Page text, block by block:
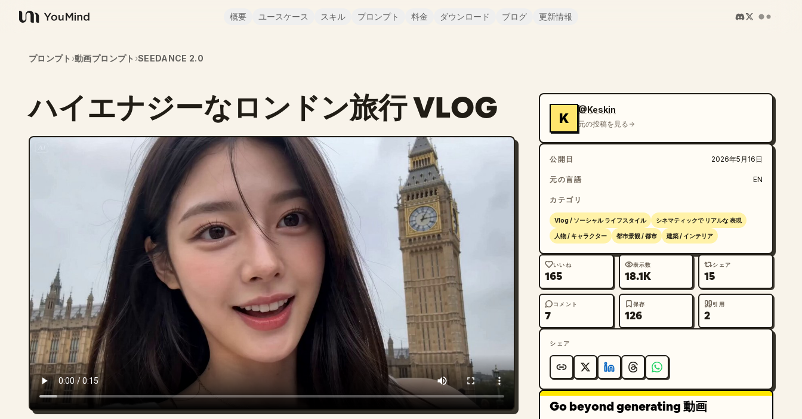
YouMind
概要 ユースケース スキル プロンプト 料金 ダウンロード ブログ 更新情報
プロンプト ›動画プロンプト ›SEEDANCE 2.0
ハイエナジーなロンドン旅行 VLOG K
@Keskin
元の投稿を見る
公開日 2026年5月16日
元の言語 EN
カテゴリ
Vlog / ソーシャル ライフスタイル シネマティックで リアルな 表現
人物 / キャラクター 都市景観 / 都市 建築 / インテリア
いいね
165
表示数
18.1K
シェア
15
コメント
7
保存
126
引用
2
シェア
Go beyond generating 動画